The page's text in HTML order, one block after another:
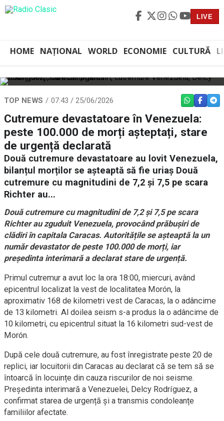
LIVE
HOME NAȚIONAL WORLD ECONOMIE CULTURĂ
TOP NEWS 07:43 / 25/06/2026 WHATSAPP
Cutremure devastatoare în Venezuela:
peste 100.000 de morți așteptați, stare
de urgență declarată
Două cutremure devastatoare au lovit Venezuela,
bilanțul morților se așteaptă să fie uriaș Două
cutremure cu magnitudini de 7,2 și 7,5 pe scara
Richter au...
Două cutremure cu magnitudini de 7,2 și 7,5 pe scara
Richter au zguduit Venezuela, provocând prăbușiri de
clădiri în capitala Caracas. Autoritățile se așteaptă la un
număr devastator de peste 100.000 de morți, iar
președinta interimară a declarat stare de urgență.
Primul cutremur a avut loc la ora 18:00, miercuri, având
epicentrul localizat la vest de localitatea Morón, la
aproximativ 168 de kilometri vest de Caracas, la o adâncime
de 13 kilometri. Al doilea seism s-a produs la o adâncime de
10 kilometri, cu epicentrul situat la 16 kilometri sud-vest de
Morón.
După cele două cutremure, au fost înregistrate peste 20 de
replici, iar locuitorii din Caracas au declarat că se tem să se
întoarcă în locuințe din cauza riscurilor de noi seisme.
Președinta interimară a Venezuelei, Delcy Rodríguez, a
confirmat starea de urgență și a transmis condoleanțe
familiilor afectate.